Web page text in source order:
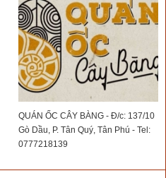
QUÁN ỐC CÂY BÀNG - Đ/c: 137/10
Gò Dầu, P. Tân Quý, Tân Phú - Tel:
0777218139